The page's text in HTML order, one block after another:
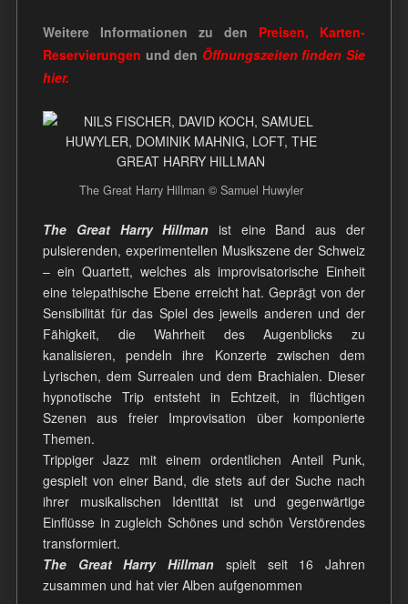
Weitere Informationen zu den Preisen, Karten-
Reservierungen und den Öffnungszeitenfinden Sie
hier.
The Great Harry Hillman © Samuel Huwyler
The Great Harry Hillman ist eine Band aus der
pulsierenden, experimentellen Musikszene der Schweiz
– ein Quartett, welches als improvisatorische Einheit
eine telepathische Ebene erreicht hat. Geprägt von der
Sensibilität für das Spiel des jeweils anderen und der
Fähigkeit, die Wahrheit des Augenblicks zu
kanalisieren, pendeln ihre Konzerte zwischen dem
Lyrischen, dem Surrealen und dem Brachialen. Dieser
hypnotische Trip entsteht in Echtzeit, in flüchtigen
Szenen aus freier Improvisation über komponierte
Themen.
Trippiger Jazz mit einem ordentlichen Anteil Punk,
gespielt von einer Band, die stets auf der Suche nach
ihrer musikalischen Identität ist und gegenwärtige
Einflüsse in zugleich Schönes und schön Verstörendes
transformiert.
The Great Harry Hillman
spielt seit 16 Jahren
zusammen und hat vier Alben aufgenommen